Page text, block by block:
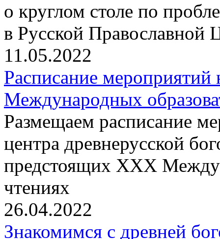
о круглом столе по
в Русской Православной
11.05.2022
Расписание
Международных
Размещаем расписание
центра древнерусской
предстоящих XXX
чтениях
26.04.2022
Знакомимся с древней